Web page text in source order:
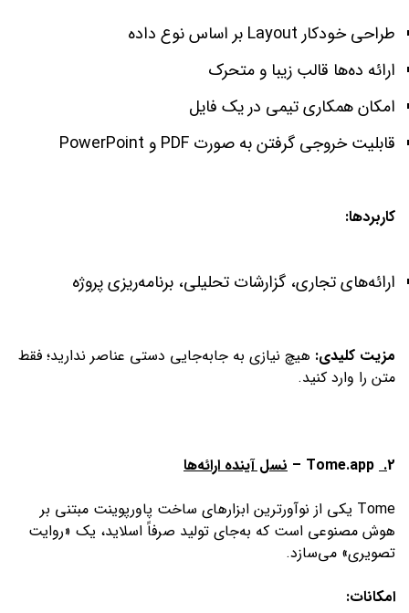
طراحی خودکار Layout بر اساس نوع داده
ارائه ده‌ها قالب زیبا و متحرک
امکان همکاری تیمی در یک فایل
قابلیت خروجی گرفتن به صورت PDF و PowerPoint
کاربردها:
ارائه‌های تجاری، گزارشات تحلیلی، برنامه‌ریزی پروژه
مزیت کلیدی: هیچ نیازی به جا‌به‌جایی دستی عناصر ندارید؛ فقط
متن را وارد کنید.
2
.
نسل آینده ارائه‌ها
Tome یکی از نوآورترین ابزارهای ساخت پاورپوینت مبتنی بر
هوش مصنوعی است که به‌جای تولید صرفاً اسلاید، یک «روایت
تصویری» می‌سازد.
امکانات: